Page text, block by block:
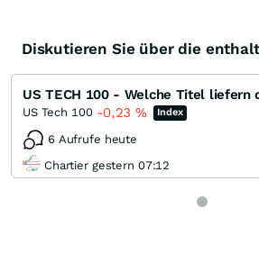
Diskutieren Sie über die
US Tech 100 -0,23 % Index
6 Aufrufe heute
Chartier gestern 07:12